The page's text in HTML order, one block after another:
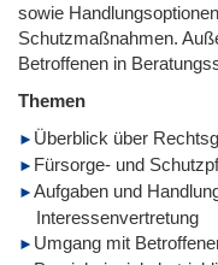
sowie
Schutzmaßnahmen.
Betroffenen in
Themen
Überblick über
Fürsorge- und
Aufgaben und
Interessenvertretung
Umgang mit